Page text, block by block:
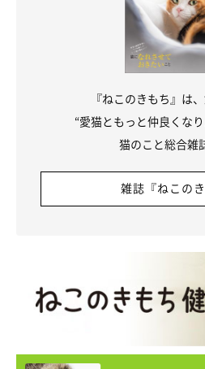
『ねこのきもち』は
“愛猫ともっと仲良くな
猫のこと総合雑
雑誌『ねこのき